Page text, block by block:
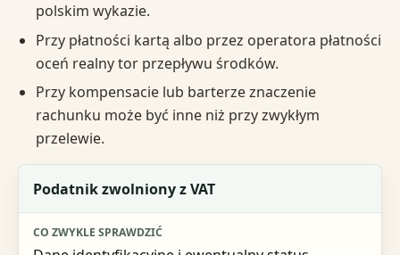
polskim wykazie.
Przy płatności kartą albo przez operatora płatności
oceń realny tor przepływu środków.
Przy kompensacie lub barterze znaczenie
rachunku może być inne niż przy zwykłym
przelewie.
Przypadek
Co zwykle sprawdzić
Podatnik zwolniony z VAT